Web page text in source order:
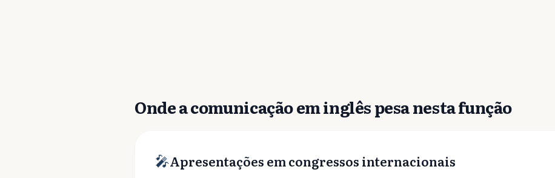
Onde a comunicação em inglês pesa nesta função
🎤Apresentações em congressos internacionais